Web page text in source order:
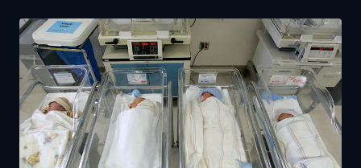
Rapporto nascite, continua il calo delle
gravidanze e mamme sempre più “anziane”
in Italia